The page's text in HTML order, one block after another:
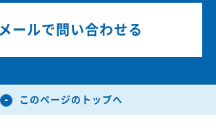
メールで問い合わせる
このページのトップへ